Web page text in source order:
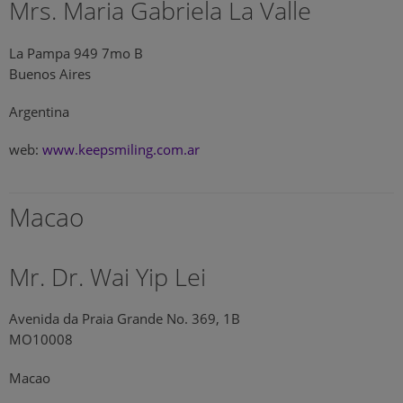
Mrs. Maria Gabriela La Valle
La Pampa 949 7mo B
Buenos Aires
Argentina
web: www.keepsmiling.com.ar
Macao
Mr. Dr. Wai Yip Lei
Avenida da Praia Grande No. 369, 1B
MO10008
Macao